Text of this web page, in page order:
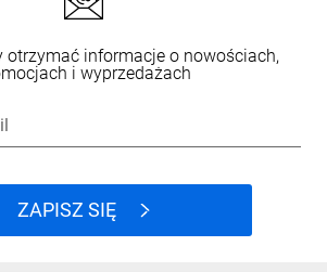
otrzymać informacje o nowościach,
i wyprzedażach
ZAPISZ SIĘ